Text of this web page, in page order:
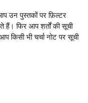
उन पुस्तकों पर फ़िल्टर
हैं। फिर आप शर्तों की सूची
भी चर्चा नोट पर सूची